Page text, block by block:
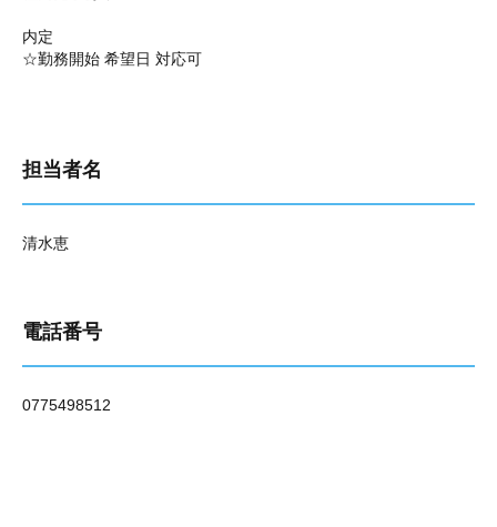
内定
☆勤務開始 希望日 対応可
担当者名
清水恵
電話番号
0775498512